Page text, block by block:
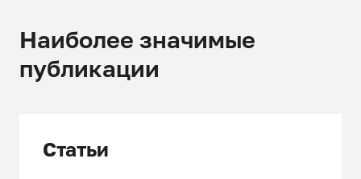
Наиболее значимые
публикации
Статьи